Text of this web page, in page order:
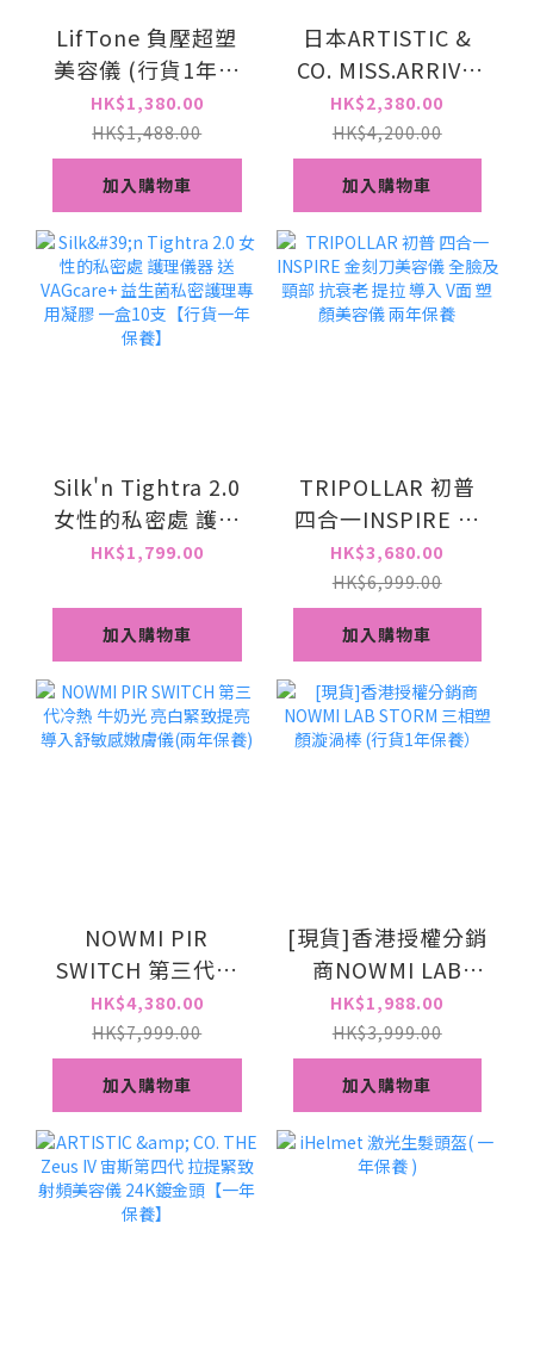
LifTone 負壓超塑
美容儀 (行貨1年保
養）
HK$1,380.00
HK$1,488.00
加入購物車
日本ARTISTIC &
CO. MISS.ARRIVO
宙斯小尖刀第2代美
眼儀 送 PE Gel (1年
保養) 授權代理
HK$2,380.00
HK$4,200.00
加入購物車
Silk'n Tightra 2.0
女性的私密處 護理
儀器 送 VAGcare+
用凝膠 一盒10支
【行貨一年保養】
HK$1,799.00
加入購物車
TRIPOLLAR 初普
四合一INSPIRE 金
刻刀美容儀 全臉及
頸部 抗衰老 提拉 導
入 V面 塑顏美容儀
兩年保養
HK$3,680.00
HK$6,999.00
加入購物車
NOWMI PIR
SWITCH 第三代冷
熱 牛奶光 亮白緊致
提亮導入舒敏感嫩
膚儀(兩年保養)
HK$4,380.00
HK$7,999.00
加入購物車
[現貨]香港授權分銷
商NOWMI LAB
STORM 三相塑顏漩
渦棒 (行貨1年保
養）
HK$1,988.00
HK$3,999.00
加入購物車